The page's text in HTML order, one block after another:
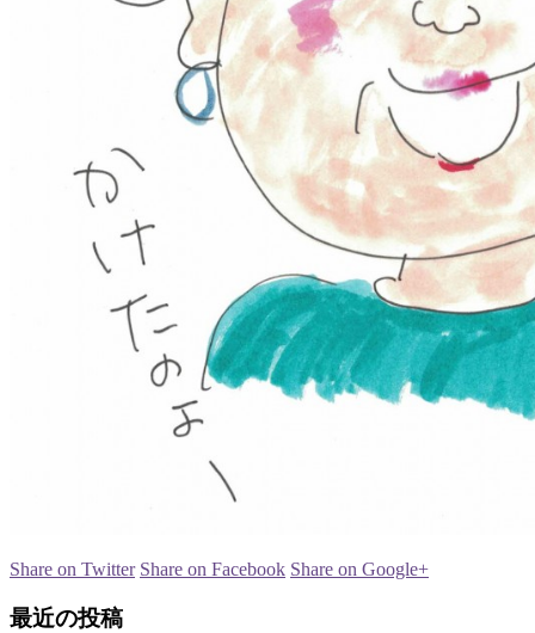
Share on Twitter Share on Facebook Share on Google+
最近の投稿